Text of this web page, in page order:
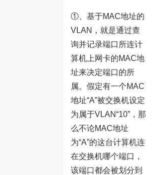
①、基于MAC地址的
VLAN，就是通过查
询并记录端口所连计
算机上网卡的MAC地
址来决定端口的所
属。假定有一个MAC
地址“A”被交换机设定
为属于VLAN“10”，那
么不论MAC地址
为“A”的这台计算机连
在交换机哪个端口，
该端口都会被划分到